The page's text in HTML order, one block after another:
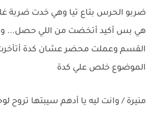
ضربو الحرس بتاع تيا وهي خدت ضربة
هي بس أكيد أتخضت من اللي حصل...
القسم وعملت محضر عشان كدة
الموضوع خلص علي كدة
منيرة / وانت ليه يا أدهم سيبتها تروح